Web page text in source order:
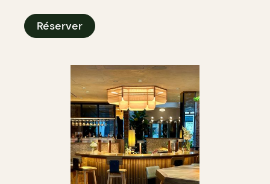
Réserver